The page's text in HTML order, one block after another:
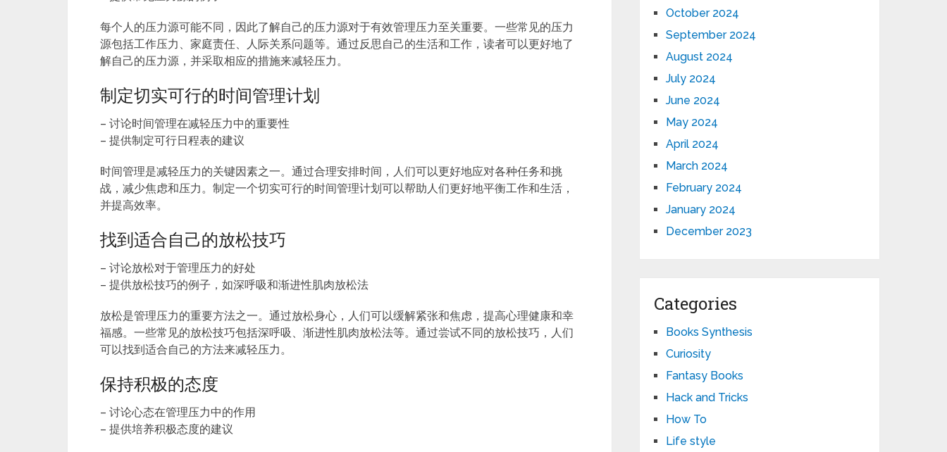
每个人的压力源可能不同，因此了解自己的压力源对于有效管理压力至关重要。一些常见的压力
源包括工作压力、家庭责任、人际关系问题等。通过反思自己的生活和工作，读者可以更好地了
解自己的压力源，并采取相应的措施来减轻压力。
制定切实可行的时间管理计划
– 讨论时间管理在减轻压力中的重要性
– 提供制定可行日程表的建议
时间管理是减轻压力的关键因素之一。通过合理安排时间，人们可以更好地应对各种任务和挑
战，减少焦虑和压力。制定一个切实可行的时间管理计划可以帮助人们更好地平衡工作和生活，
并提高效率。
找到适合自己的放松技巧
– 讨论放松对于管理压力的好处
– 提供放松技巧的例子，如深呼吸和渐进性肌肉放松法
放松是管理压力的重要方法之一。通过放松身心，人们可以缓解紧张和焦虑，提高心理健康和幸
福感。一些常见的放松技巧包括深呼吸、渐进性肌肉放松法等。通过尝试不同的放松技巧，人们
可以找到适合自己的方法来减轻压力。
保持积极的态度
– 讨论心态在管理压力中的作用
– 提供培养积极态度的建议
October 2024
September 2024
August 2024
July 2024
June 2024
May 2024
April 2024
March 2024
February 2024
January 2024
December 2023
Categories
Books Synthesis
Curiosity
Fantasy Books
Hack and Tricks
How To
Life style